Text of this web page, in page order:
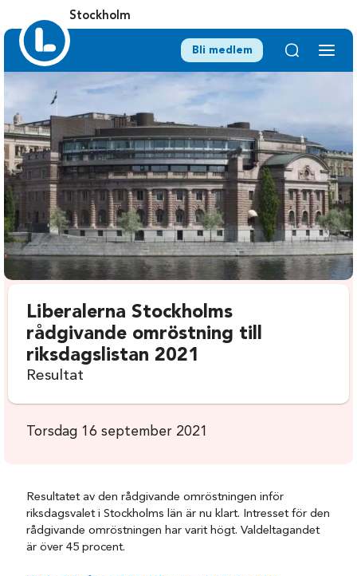
Stockholm
Bli medlem
Liberalerna Stockholms
rådgivande omröstning till
riksdagslistan 2021
Resultat
Torsdag 16 september 2021
Resultatet av den rådgivande omröstningen inför
riksdagsvalet i Stockholms län är nu klart. Intresset för den
rådgivande omröstningen har varit högt. Valdeltagandet
är över 45 procent.